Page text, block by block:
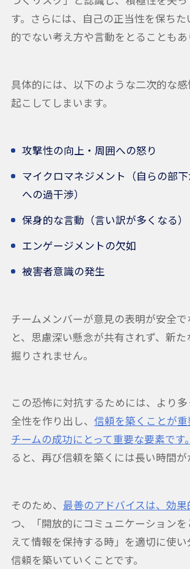
す。さらには、自己の正当性を保ち
的でない考え方や言動をとることもあ
具体的には、以下のような二次的な
起こしてしまいます。
攻撃性の向上・周囲への怒り
マイクロマネジメント（自らの部
への過干渉）
保身的な言動（言い訳が多くなる）
エンゲージメントの欠如
被害者意識の発生
チームメンバーが意見の表明が安全
と、思慮深い懸念が共有されず、新
掘りされません。
この恐怖に対抗するためには、より
全性を作り出し、 信頼を築くことが
チームの成功にとって重要な要素です。
ると、再び信頼を築くには長い時間が
そのため、 最善のアドバイスは、効
つ、「開放的にコミュニケーション
えて情報を保持する時」を適切に使い
信頼を築いていくことです。